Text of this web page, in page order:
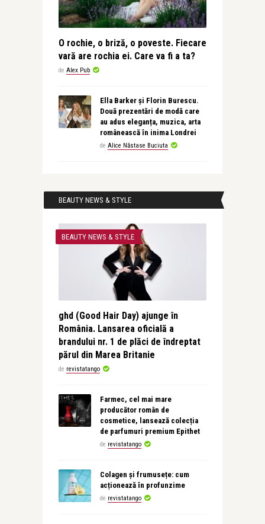
O rochie, o briză, o poveste. Fiecare
vară are rochia ei. Care va fi a ta?
de Alex Pub
Ella Barker și Florin Burescu.
Două prezentări de modă care
au adus eleganța, muzica, arta
românească în inima Londrei
de Alice Năstase Buciuta
BEAUTY NEWS & STYLE
BEAUTY NEWS & STYLE
ghd (Good Hair Day) ajunge în
România. Lansarea oficială a
brandului nr. 1 de plăci de îndreptat
părul din Marea Britanie
de revistatango
Farmec, cel mai mare
producător român de
cosmetice, lansează colecția
de parfumuri premium Epithet
de revistatango
Colagen și frumusețe: cum
acționează în profunzime
de revistatango